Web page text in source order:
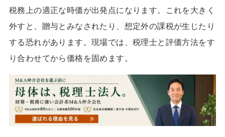
税務上の適正な時価が出発点になります。これを大きく
外すと、贈与とみなされたり、想定外の課税が生じたり
する恐れがあります。現場では、税理士と評価方法をす
り合わせてから価格を固めます。